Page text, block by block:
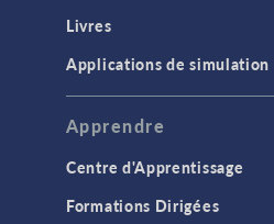
Livres
Applications de simulation
Apprendre
Centre d'Apprentissage
Formations Dirigées